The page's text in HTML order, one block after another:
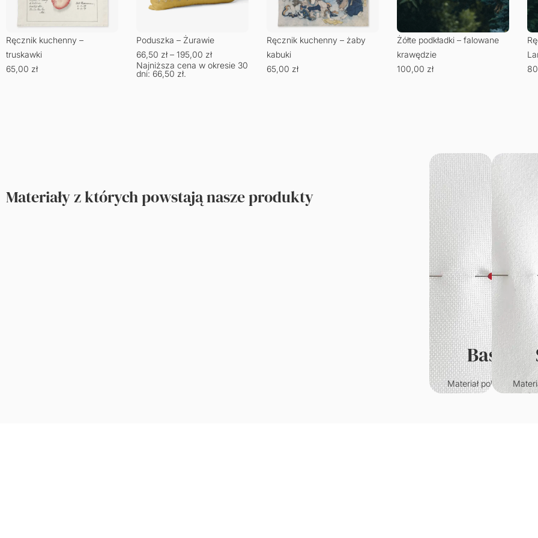
Ręcznik kuchenny –
truskawki
65,00 zł
Poduszka – Żurawie
66,50 zł – 195,00 zł
Najniższa cena w okresie 30
dni: 66,50 zł.
Ręcznik kuchenny – żaby
kabuki
65,00 zł
Żółte podkładki – falowane
krawędzie
100,00 zł
Materiały z których powstają nasze produkty
Basic
Materiał poliestrowy o
klasycznym splocie.